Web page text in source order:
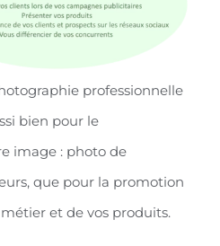
professionnelle
bien pour le
image : photo de
que pour la promotion
et de vos produits.